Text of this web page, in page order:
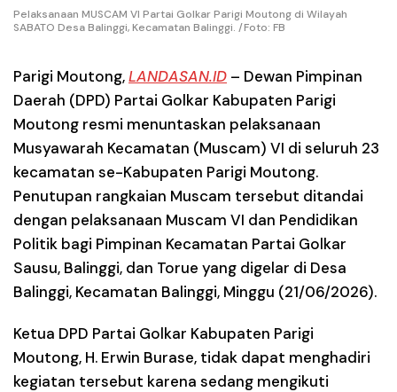
Pelaksanaan MUSCAM VI Partai Golkar Parigi Moutong di Wilayah
SABATO Desa Balinggi, Kecamatan Balinggi. /Foto: FB
Parigi Moutong,LANDASAN.ID – Dewan Pimpinan
Daerah (DPD) Partai Golkar Kabupaten Parigi
Moutong resmi menuntaskan pelaksanaan
Musyawarah Kecamatan (Muscam) VI di seluruh 23
kecamatan se-Kabupaten Parigi Moutong.
Penutupan rangkaian Muscam tersebut ditandai
dengan pelaksanaan Muscam VI dan Pendidikan
Politik bagi Pimpinan Kecamatan Partai Golkar
Sausu, Balinggi, dan Torue yang digelar di Desa
Balinggi, Kecamatan Balinggi, Minggu (21/06/2026).
Ketua DPD Partai Golkar Kabupaten Parigi
Moutong, H. Erwin Burase, tidak dapat menghadiri
kegiatan tersebut karena sedang mengikuti